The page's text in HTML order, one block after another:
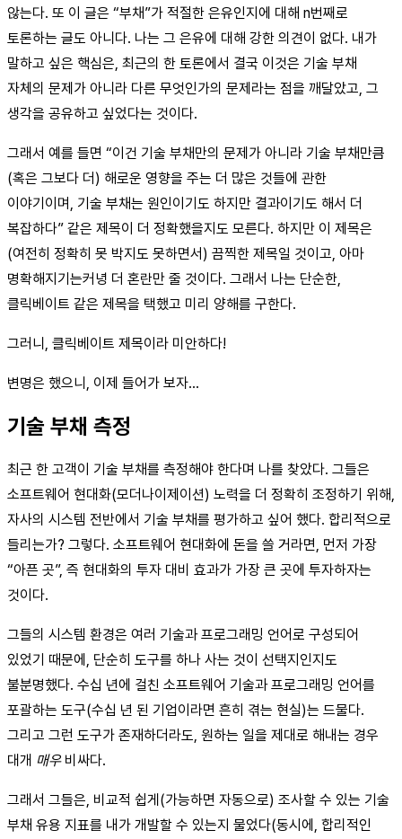
않는다. 또 이 글은 “부채”가 적절한 은유인지에 대해 n번째로
토론하는 글도 아니다. 나는 그 은유에 대해 강한 의견이 없다. 내가
말하고 싶은 핵심은, 최근의 한 토론에서 결국 이것은 기술 부채
자체의 문제가 아니라 다른 무엇인가의 문제라는 점을 깨달았고, 그
생각을 공유하고 싶었다는 것이다.
그래서 예를 들면 “이건 기술 부채만의 문제가 아니라 기술 부채만큼
(혹은 그보다 더) 해로운 영향을 주는 더 많은 것들에 관한
이야기이며, 기술 부채는 원인이기도 하지만 결과이기도 해서 더
복잡하다” 같은 제목이 더 정확했을지도 모른다. 하지만 이 제목은
(여전히 정확히 못 박지도 못하면서) 끔찍한 제목일 것이고, 아마
명확해지기는커녕 더 혼란만 줄 것이다. 그래서 나는 단순한,
클릭베이트 같은 제목을 택했고 미리 양해를 구한다.
그러니, 클릭베이트 제목이라 미안하다!
변명은 했으니, 이제 들어가 보자…
기술 부채 측정
최근 한 고객이 기술 부채를 측정해야 한다며 나를 찾았다. 그들은
소프트웨어 현대화(모더나이제이션) 노력을 더 정확히 조정하기 위해,
자사의 시스템 전반에서 기술 부채를 평가하고 싶어 했다. 합리적으로
들리는가? 그렇다. 소프트웨어 현대화에 돈을 쓸 거라면, 먼저 가장
“아픈 곳”, 즉 현대화의 투자 대비 효과가 가장 큰 곳에 투자하자는
것이다.
그들의 시스템 환경은 여러 기술과 프로그래밍 언어로 구성되어
있었기 때문에, 단순히 도구를 하나 사는 것이 선택지인지도
불분명했다. 수십 년에 걸친 소프트웨어 기술과 프로그래밍 언어를
포괄하는 도구(수십 년 된 기업이라면 흔히 겪는 현실)는 드물다.
그리고 그런 도구가 존재하더라도, 원하는 일을 제대로 해내는 경우
대개 매우비싸다.
그래서 그들은, 비교적 쉽게(가능하면 자동으로) 조사할 수 있는 기술
부채 유용 지표를 내가 개발할 수 있는지 물었다(동시에, 합리적인